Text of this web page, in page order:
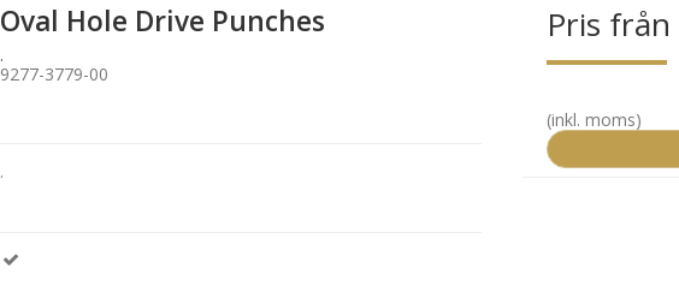
Oval Hole Drive Punches
.
9277-3779-00
.
Pris från
(inkl. moms)